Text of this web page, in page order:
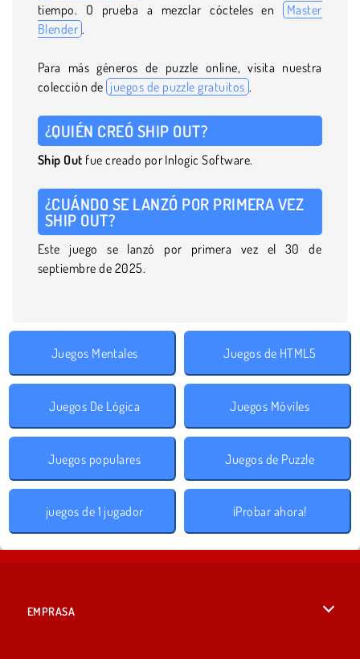
tiempo. O prueba a mezclar cócteles en
Master
Blender .
Para más géneros de puzzle online, visita nuestra
colección de juegos de puzzle gratuitos .
¿QUIÉN CREÓ SHIP OUT?
Ship Out fue creado por Inlogic Software.
¿CUÁNDO SE LANZÓ POR PRIMERA VEZ
SHIP OUT?
Este juego se lanzó por primera vez el 30 de
septiembre de 2025.
Juegos Mentales Juegos de HTML5
Juegos De Lógica Juegos Móviles
Juegos populares Juegos de Puzzle
juegos de 1 jugador ¡Probar ahora!
EMPRASA